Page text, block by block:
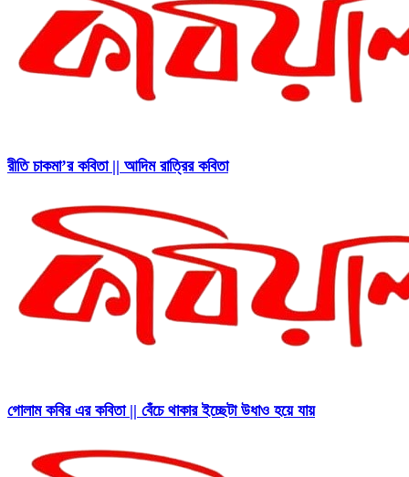
রীতি চাকমা’র কবিতা || আদিম রাত্রির কবিতা
গোলাম কবির এর কবিতা || বেঁচে থাকার ইচ্ছেটা উধাও হয়ে যায়